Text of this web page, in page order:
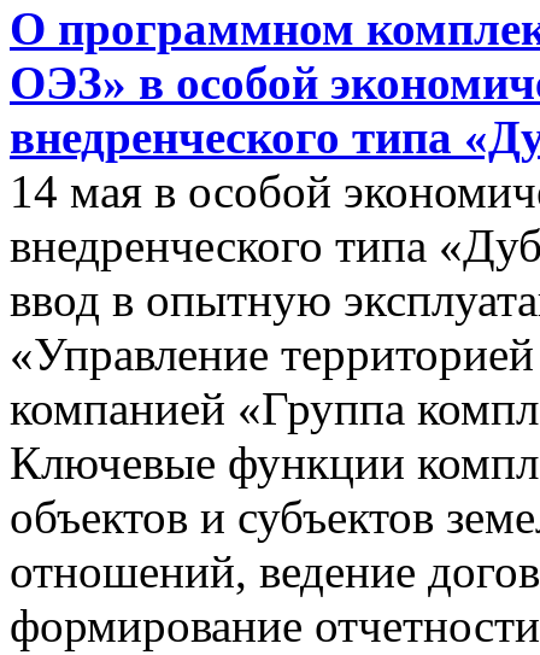
О программном
ОЭЗ» в особой
внедренческого типа
14 мая в особой
внедренческого типа
ввод в опытную
«Управление
компанией «Группа
Ключевые функции
объектов и субъектов
отношений, ведение
формирование